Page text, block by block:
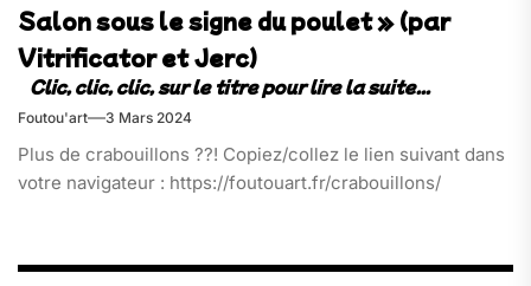
Salon sous le signe du poulet » (par
Vitrificator et Jerc)
Foutou'art 3 Mars 2024
Plus de crabouillons ??! Copiez/collez le lien suivant dans
votre navigateur : https://foutouart.fr/crabouillons/